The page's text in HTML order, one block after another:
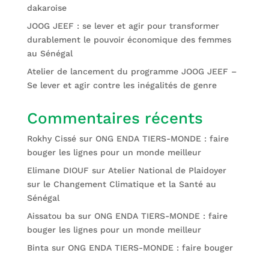
dakaroise
JOOG JEEF : se lever et agir pour transformer
durablement le pouvoir économique des femmes
au Sénégal
Atelier de lancement du programme JOOG JEEF –
Se lever et agir contre les inégalités de genre
Commentaires récents
Rokhy Cissésur ONG ENDA TIERS-MONDE : faire
bouger les lignes pour un monde meilleur
Elimane DIOUF sur Atelier National de Plaidoyer
sur le Changement Climatique et la Santé au
Sénégal
Aissatou basur ONG ENDA TIERS-MONDE : faire
bouger les lignes pour un monde meilleur
Bintasur ONG ENDA TIERS-MONDE : faire bouger